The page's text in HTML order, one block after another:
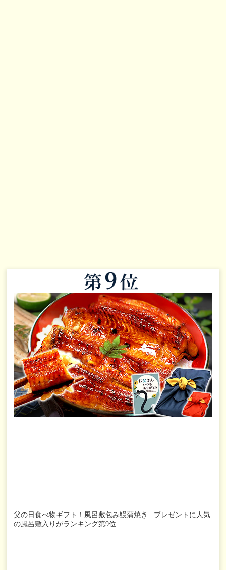
父の日食べ物ギフト！風呂敷包み鰻蒲焼き : プレゼントに人気
の風呂敷入りがランキング第9位